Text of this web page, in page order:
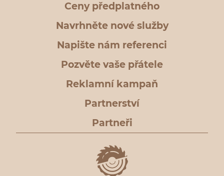
Ceny předplatného
Navrhněte nové služby
Napište nám referenci
Pozvěte vaše přátele
Reklamní kampaň
Partnerství
Partneři